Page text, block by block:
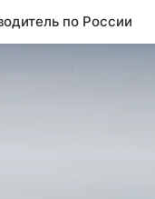
по России